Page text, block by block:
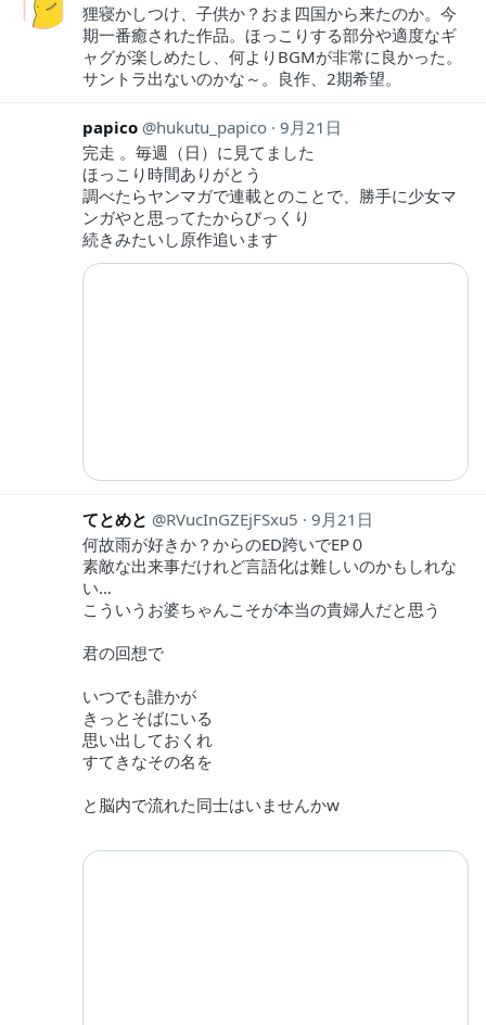
狸寝かしつけ、子供か？おま四国から来たのか。今
期一番癒された作品。ほっこりする部分や適度なギ
ャグが楽しめたし、何よりBGMが非常に良かった。
サントラ出ないのかな～。良作、2期希望。
papico hukutu_papico 9月21日
完走 。毎週（日）に見てました
ほっこり時間ありがとう
調べたらヤンマガで連載とのことで、勝手に少女マ
ンガやと思ってたからびっくり
続きみたいし原作追います
てとめと RVucInGZEjFSxu5
9月21日
何故雨が好きか？からのED跨いでEP０
素敵な出来事だけれど言語化は難しいのかもしれな
い…
こういうお婆ちゃんこそが本当の貴婦人だと思う
君の回想で
いつでも誰かが
きっとそばにいる
思い出しておくれ
すてきなその名を
と脳内で流れた同士はいませんかw